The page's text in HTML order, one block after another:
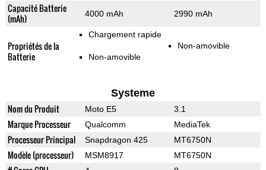
Capacité Batterie
(mAh)
4000 mAh 2990 mAh
Propriétés de la
Batterie
Chargement rapide
Non-amovible
Non-amovible
Systeme
Nom du Produit Moto E5 3.1
Marque Processeur Qualcomm MediaTek
Processeur Principal Snapdragon 425 MT6750N
Modèle (processeur) MSM8917 MT6750N